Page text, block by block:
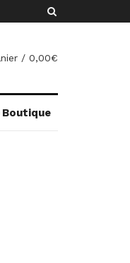
/ 0,00€
Boutique